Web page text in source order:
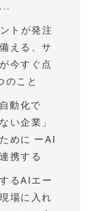
トが発注
える、サ
今すぐ点
のこと
動化で
い企業」
めに ーAI
携する
るAIエー
場に入れ